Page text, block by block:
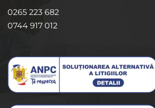
0265 223 682
0744 917 012